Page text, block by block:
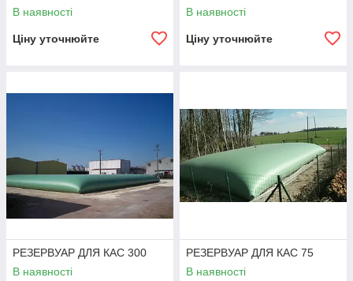
В наявності
Ціну уточнюйте
В наявності
Ціну уточнюйте
РЕЗЕРВУАР ДЛЯ КАС 300
В наявності
РЕЗЕРВУАР ДЛЯ КАС 75
В наявності